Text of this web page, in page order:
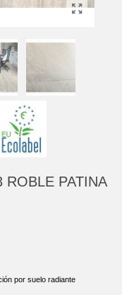
ROBLE PATINA
por suelo radiante